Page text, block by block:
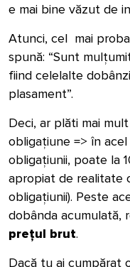
e mai bine văzut de
Atunci, cel mai
spună: “Sunt
fiind celelalte
plasament”.
Deci, ar plăti mai
obligațiune => în
obligațiunii, poate la
apropiat de realitate
obligațiunii). Peste
dobânda acumulată,
prețul brut.
Dacă tu ai cumpărat